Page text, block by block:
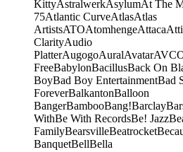
KittyAstralwerkAsylumAt The
75Atlantic CurveAtlasAtlas
ArtistsATOAtomhengeAttaca
ClarityAudio
PlatterAugogoAuralAvatar
FreeBabylonBacillusBack On
BoyBad Boy EntertainmentBad
ForeverBalkantonBalloon
BangerBambooBang!Barclay
WithBe With RecordsBe! Jazz
FamilyBearsvilleBeatrocket
BanquetBellBella